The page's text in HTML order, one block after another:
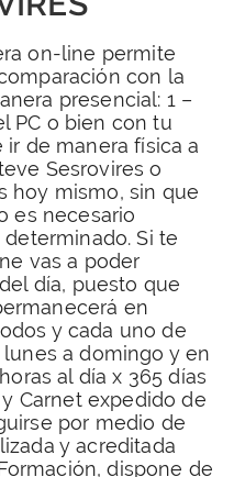
on-line permite
con la
presencial: 1 –
PC o bien con tu
de manera física a
Sesrovires o
hoy mismo, sin que
es necesario
Si te
vas a poder
día, puesto que
en
y cada uno de
a domingo y en
al día x 365 días
Carnet expedido de
por medio de
y acreditada
dispone de